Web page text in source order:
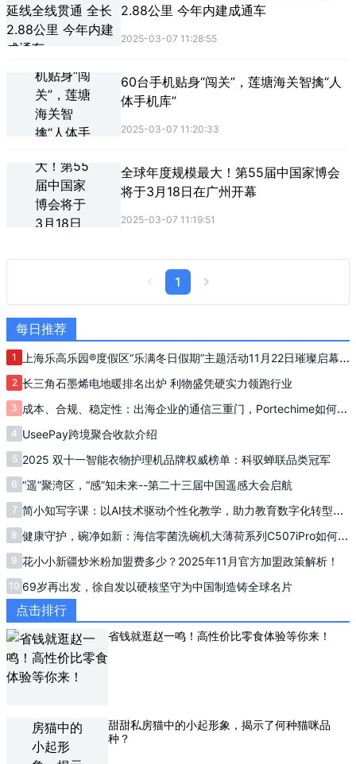
2.88公里 今年内建成通车
2025-03-07 11:28:55
60台手机贴身“闯关”，莲塘海关智擒“人
体手机库”
2025-03-07 11:20:33
全球年度规模最大！第55届中国家博会
将于3月18日在广州开幕
2025-03-07 11:19:51
1
每日推荐
1
上海乐高乐园®度假区“乐满冬日假期”主题活动11月22日璀璨启幕
共赴“砖”属冬日欢乐庆典
2 长三角石墨烯电地暖排名出炉 利物盛凭硬实力领跑行业
3 成本、合规、稳定性：出海企业的通信三重门，Portechime如何一
一击破？
4 UseePay跨境聚合收款介绍
5 2025 双十一智能衣物护理机品牌权威榜单：科驭蝉联品类冠军
6 “遥”聚湾区，“感”知未来--第二十三届中国遥感大会启航
7 简小知写字课：以AI技术驱动个性化教学，助力教育数字化转型新
进程
8 健康守护，碗净如新：海信零菌洗碗机大薄荷系列C507iPro如何成
为家庭饮食安全的“隐形卫士”
9 花小小新疆炒米粉加盟费多少？2025年11月官方加盟政策解析！
10 69岁再出发，徐自发以硬核坚守为中国制造铸全球名片
点击排行
省钱就逛赵一鸣！高性价比零食体验等你来！
甜甜私房猫中的小起形象，揭示了何种猫咪品
种？